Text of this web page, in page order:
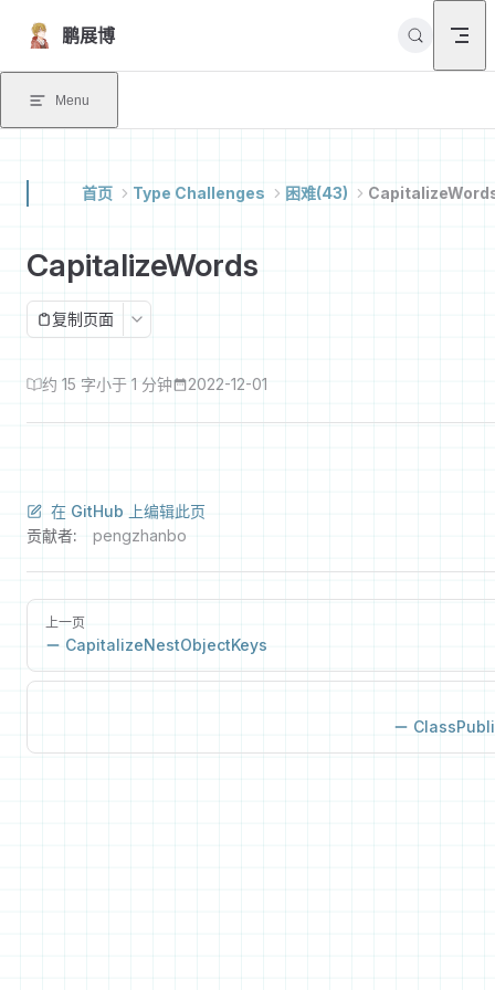
Skip to content
鹏展博
Menu
首页 Type Challenges 困难(43)
CapitalizeWords
复制页面
约 15 字小于 1 分钟 2022-12-01
在 GitHub 上编辑此页
贡献者:
pengzhanbo
上一页
CapitalizeNestObjectKeys